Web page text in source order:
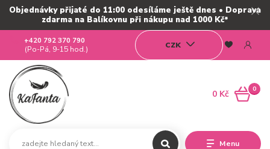
Objednávky přijaté do 11:00 odesíláme ještě dnes • Doprava
zdarma na Balíkovnu při nákupu nad 1000 Kč*
Menu
CZK
+420 792 370 790
(Po-Pá, 9-15 hod.)
0
0 Kč